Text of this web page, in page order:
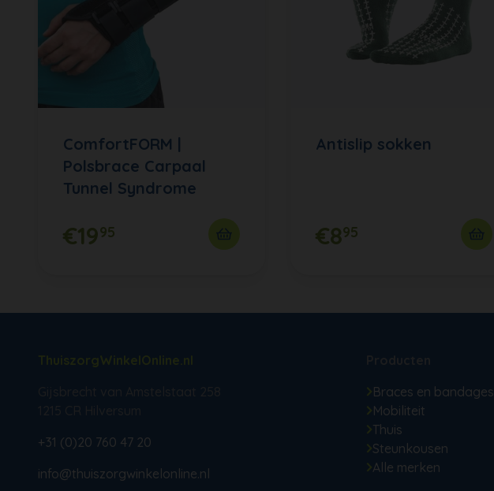
ComfortFORM |
Polsbrace Carpaal
Tunnel Syndrome
€1995
Antislip sokken
€895
+31 (0)20 760 47 20
info@thuiszorgwinkelonline.nl
Braces en bandages
Mobiliteit
Thuis
Steunkousen
Alle merken